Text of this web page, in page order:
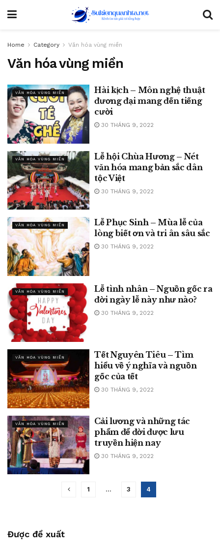
Home Category Văn hóa vùng miền
Văn hóa vùng miền
VĂN HÓA VÙNG MIỀN
Hài kịch – Môn nghệ thuật
đương đại mang đến tiếng
cười
30 THÁNG 9, 2022
VĂN HÓA VÙNG MIỀN
Lễ hội Chùa Hương – Nét
văn hóa mang bản sắc dân
tộc Việt
30 THÁNG 9, 2022
VĂN HÓA VÙNG MIỀN
Lễ Phục Sinh – Mùa lễ của
lòng biết ơn và tri ân sâu sắc
30 THÁNG 9, 2022
VĂN HÓA VÙNG MIỀN
Lễ tình nhân – Nguồn gốc ra
đời ngày lễ này như nào?
30 THÁNG 9, 2022
VĂN HÓA VÙNG MIỀN
Tết Nguyên Tiêu – Tìm
hiểu về ý nghĩa và nguồn
gốc của tết
30 THÁNG 9, 2022
VĂN HÓA VÙNG MIỀN
Cải lương và những tác
phẩm để đời được lưu
truyền hiện nay
30 THÁNG 9, 2022
1 … 3 4
Được đề xuất